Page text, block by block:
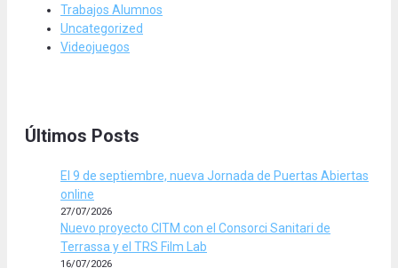
Trabajos Alumnos
Uncategorized
Videojuegos
Últimos Posts
El 9 de septiembre, nueva Jornada de Puertas Abiertas
online
27/07/2026
Nuevo proyecto CITM con el Consorci Sanitari de
Terrassa y el TRS Film Lab
16/07/2026